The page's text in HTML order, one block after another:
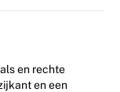
en rechte
en een